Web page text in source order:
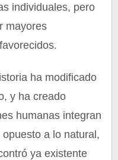
individuales, pero
mayores
ha modificado
y ha creado
humanas integran
a lo natural,
ya existente